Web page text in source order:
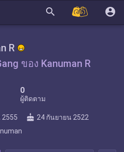
search account_circle
R
0
ผู้ติดตาม
cake 24 กันยายน 2522